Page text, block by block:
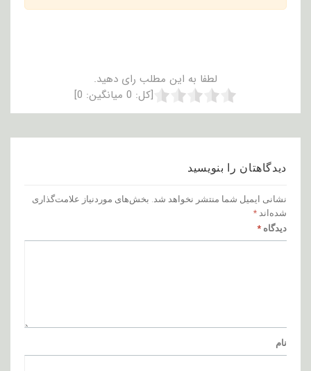
لطفا به این مطلب رای دهید.
[کل: 0 میانگین: 0
]
دیدگاهتان را بنویسید
نشانی ایمیل شما منتشر نخواهد شد. بخش‌های موردنیاز علامت‌گذاری
شده‌اند *
دیدگاه *
نام